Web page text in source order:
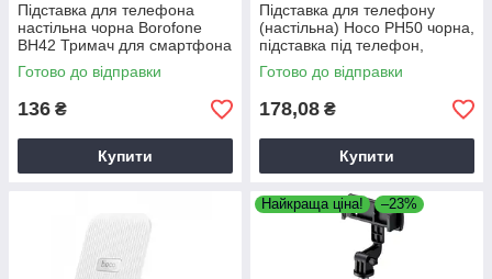
Підставка для телефона
настільна чорна Borofone
BH42 Тримач для смартфона
на стіл
Готово до відправки
136 ₴
Купити
Підставка для телефону
(настільна) Hoco PH50 чорна,
підставка під телефон,
тримач для телефону
Готово до відправки
178,08 ₴
Купити
Найкраща ціна! –23%